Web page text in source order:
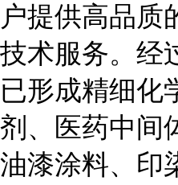
户提供高品质
技术服务。经
已形成精细化
剂、医药中间
油漆涂料、印